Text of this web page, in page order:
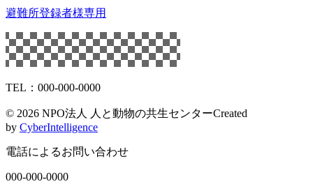
避難所登録者様専用
TEL：000-000-0000
© 2026 NPO法人 人と動物の共生センターCreated
by CyberIntelligence
電話によるお問い合わせ
000-000-0000